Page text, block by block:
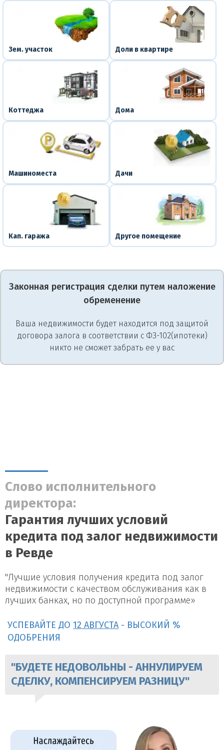
Зем. участок Доли в квартире
Коттеджа Дома
Машиноместа Дачи
Кап. гаража Другое помещение
Законная регистрация сделки путем наложение
обременение
Ваша недвижимости будет находится под защитой
договора залога в соответствии с ФЗ-102(ипотеки)
никто не сможет забрать ее у вас
Слово исполнительного
директора:
Гарантия лучших условий
кредита под залог недвижимости
в Ревде
"Лучшие условия получения кредита под залог
недвижимости с качеством обслуживания как в
лучших банках, но по доступной программе»
УСПЕВАЙТЕ ДО 12 АВГУСТА - ВЫСОКИЙ %
ОДОБРЕНИЯ
"БУДЕТЕ НЕДОВОЛЬНЫ - АННУЛИРУЕМ
СДЕЛКУ, КОМПЕНСИРУЕМ РАЗНИЦУ"